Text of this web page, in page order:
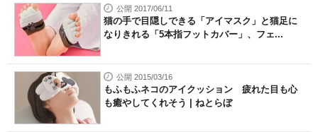
公開 2017/06/11
猫の手で目隠しできる「アイマスク」と猫足に
なりきれる「5本指フットカバー」、フェ...
公開 2015/03/16
もふもふネコのアイクッション 疲れた目も心
も癒やしてくれそう | ねとらぼ